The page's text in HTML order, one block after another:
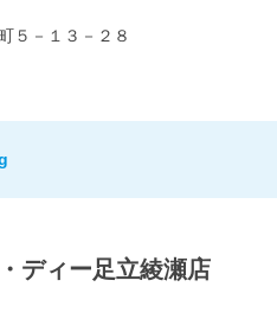
５－１３－２８
ディー足立綾瀬店